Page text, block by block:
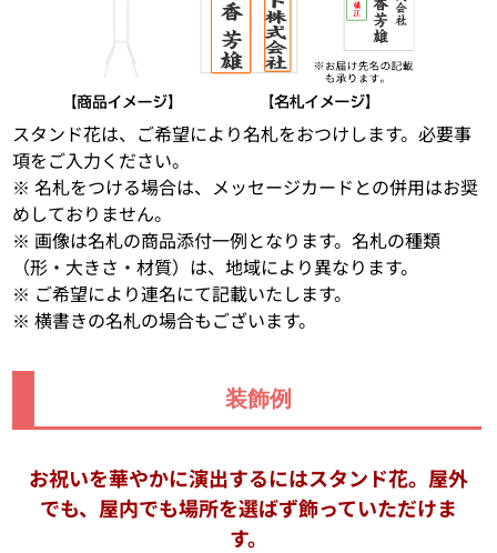
スタンド花は、ご希望により名札をおつけします。必要事
項をご入力ください。
※ 名札をつける場合は、メッセージカードとの併用はお奨
めしておりません。
※ 画像は名札の商品添付一例となります。名札の種類
（形・大きさ・材質）は、地域により異なります。
※ ご希望により連名にて記載いたします。
※ 横書きの名札の場合もございます。
装飾例
お祝いを華やかに演出するにはスタンド花。屋外
でも、屋内でも場所を選ばず飾っていただけま
す。